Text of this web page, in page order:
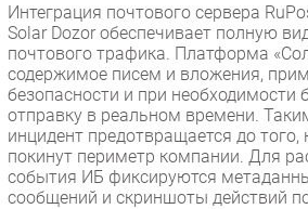
Интеграция почтового сервера
Solar Dozor обеспечивает полную
почтового трафика. Платформа
содержимое писем и вложения,
безопасности и при необходимости
отправку в реальном времени.
инцидент предотвращается до того,
покинут периметр компании. Для
события ИБ фиксируются
сообщений и скриншоты действий